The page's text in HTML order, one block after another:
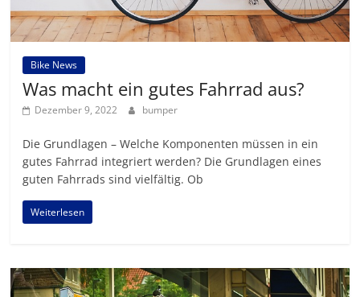
Bike News
Was macht ein gutes Fahrrad aus?
Dezember 9, 2022 bumper
Die Grundlagen – Welche Komponenten müssen in ein
gutes Fahrrad integriert werden? Die Grundlagen eines
guten Fahrrads sind vielfältig. Ob
Weiterlesen